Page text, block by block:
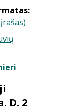
D. 2